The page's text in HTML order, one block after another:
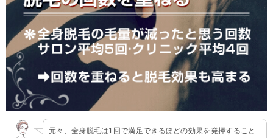
元々、全身脱毛は1回で満足できるほどの効果を発揮すること